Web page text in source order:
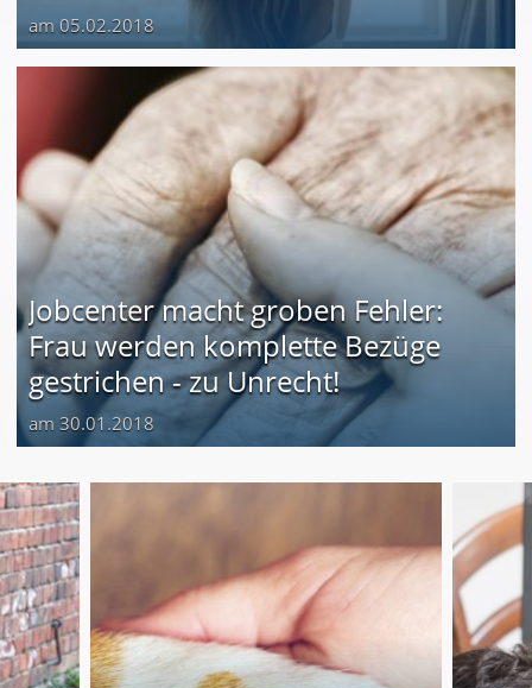
am 05.02.2018
Jobcenter macht groben Fehler:
Frau werden komplette Bezüge
gestrichen - zu Unrecht!
am 30.01.2018